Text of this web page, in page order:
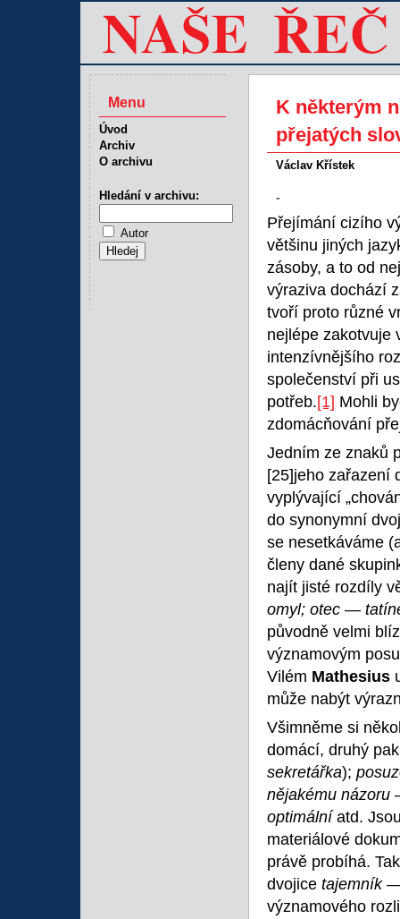
K některým
přejatých
Václav Křístek
-
Přejímání cizího
většinu jiných
zásoby, a to od
výraziva dochází
tvoří proto různé
nejlépe zakotvuje
intenzívnějšího
společenství při
potřeb.[1] Mohli
zdomácňování
Jedním ze znaků
[25]jeho zařazení
vyplývající
do synonymní
se nesetkáváme
členy dané
najít jisté rozdíly
omyl; otec —
původně velmi
významovým
Vilém Mathesius
může nabýt
Všimněme si
domácí, druhý
sekretářka);
nějakému názoru
optimální atd.
materiálové
právě probíhá.
dvojice tajemník
významového
Menu
Úvod
Archiv
O archivu
Hledání v archivu:
Autor